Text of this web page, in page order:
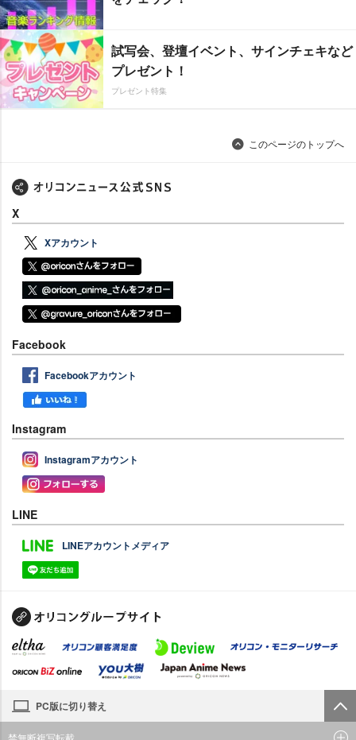
試写会、登壇イベント、サインチェキなど
プレゼント！
プレゼント特集
このページのトップへ
X
Xアカウント
Facebook
Facebookアカウント
Instagram
Instagramアカウント
LINE
LINEアカウントメディア
PC版に切り替え